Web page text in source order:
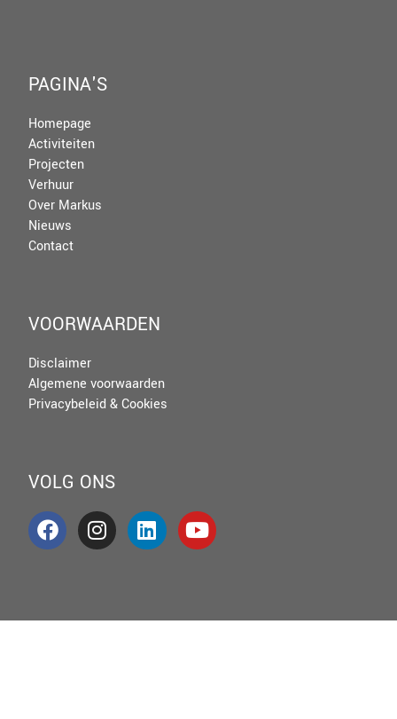
PAGINA'S
Homepage
Activiteiten
Projecten
Verhuur
Over Markus
Nieuws
Contact
VOORWAARDEN
Disclaimer
Algemene voorwaarden
Privacybeleid & Cookies
VOLG ONS